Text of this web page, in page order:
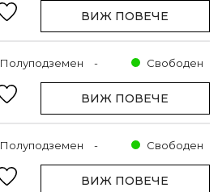
ВИЖ ПОВЕЧЕ
Полуподземен - Свободен
ВИЖ ПОВЕЧЕ
Полуподземен - Свободен
ВИЖ ПОВЕЧЕ